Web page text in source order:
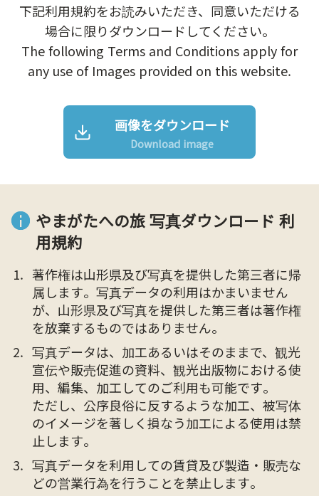
下記利用規約をお読みいただき、同意いただける
場合に限りダウンロードしてください。
The following Terms and Conditions apply for
any use of Images provided on this website.
画像をダウンロード
Download image
やまがたへの旅 写真ダウンロード 利
用規約
著作権は山形県及び写真を提供した第三者に帰
属します。写真データの利用はかまいません
が、山形県及び写真を提供した第三者は著作権
を放棄するものではありません。
写真データは、加工あるいはそのままで、観光
宣伝や販売促進の資料、観光出版物における使
用、編集、加工してのご利用も可能です。
ただし、公序良俗に反するような加工、被写体
のイメージを著しく損なう加工による使用は禁
止します。
写真データを利用しての賃貸及び製造・販売な
どの営業行為を行うことを禁止します。